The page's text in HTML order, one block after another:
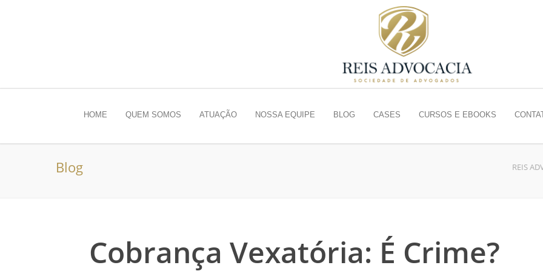
HOME QUEM SOMOS ATUAÇÃO NOSSA EQUIPE BLOG CASES CURSOS E EBOOKS
Blog REIS
Cobrança Vexatória: É Crime?